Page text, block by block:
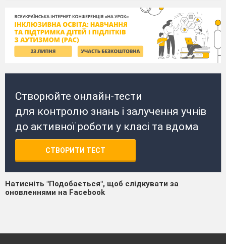
Створюйте онлайн-тести
для контролю знань і залучення учнів
до активної роботи у класі та вдома
СТВОРИТИ ТЕСТ
Натисніть "Подобається", щоб слідкувати за
оновленнями на Facebook